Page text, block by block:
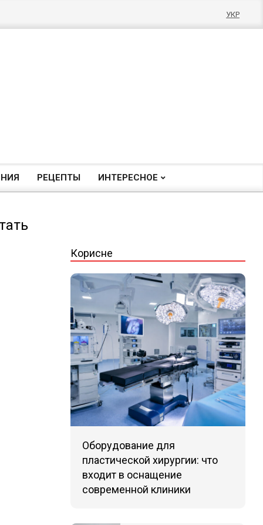
УКР
РЕЦЕПТЫ ИНТЕРЕСНОЕ
Корисне
Оборудование для
пластической хирургии: что
входит в оснащение
современной клиники